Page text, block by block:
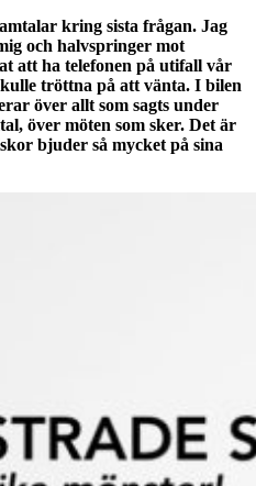
kring sista frågan. Jag
och halvspringer mot
att ha telefonen på utifall vår
tröttna på att vänta. I bilen
över allt som sagts under
över möten som sker. Det är
bjuder så mycket på sina